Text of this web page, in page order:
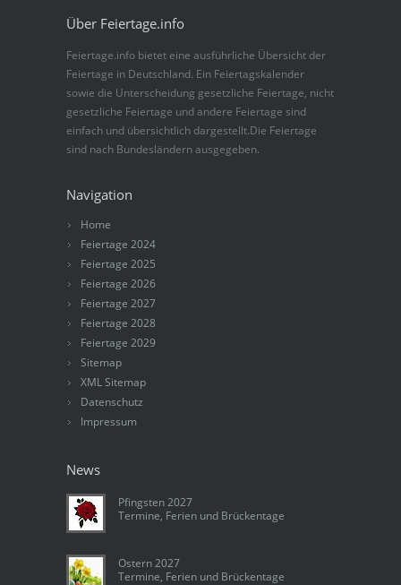
Über Feiertage.info
Feiertage.info bietet eine ausführliche Übersicht der
Feiertage in Deutschland. Ein Feiertagskalender
sowie die Unterscheidung gesetzliche Feiertage, nicht
gesetzliche Feiertage und andere Feiertage sind
einfach und übersichtlich dargestellt.Die Feiertage
sind nach Bundesländern ausgegeben.
Navigation
Home
Feiertage 2024
Feiertage 2025
Feiertage 2026
Feiertage 2027
Feiertage 2028
Feiertage 2029
Sitemap
XML Sitemap
Datenschutz
Impressum
News
Pfingsten 2027
Termine, Ferien und Brückentage
Ostern 2027
Termine, Ferien und Brückentage